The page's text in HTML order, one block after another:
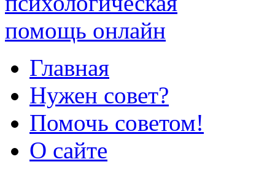
Главная
Нужен совет?
Помочь советом!
О сайте